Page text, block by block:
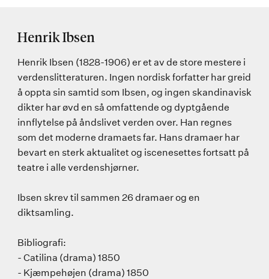
Henrik Ibsen
Henrik Ibsen (1828-1906) er et av de store mestere i
verdenslitteraturen. Ingen nordisk forfatter har greid
å oppta sin samtid som Ibsen, og ingen skandinavisk
dikter har øvd en så omfattende og dyptgående
innflytelse på åndslivet verden over. Han regnes
som det moderne dramaets far. Hans dramaer har
bevart en sterk aktualitet og iscenesettes fortsatt på
teatre i alle verdenshjørner.
Ibsen skrev til sammen 26 dramaer og en
diktsamling.
Bibliografi:
- Catilina (drama) 1850
- Kjæmpehøjen (drama) 1850